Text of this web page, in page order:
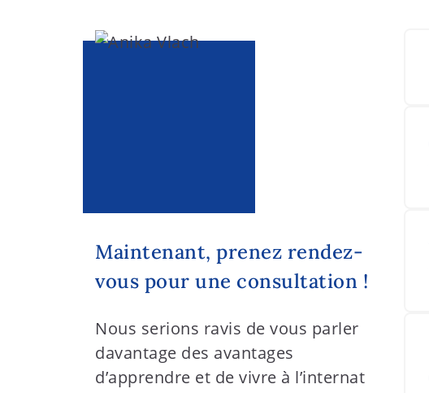
Maintenant, prenez rendez-
vous pour une consultation !
Nous serions ravis de vous parler
davantage des avantages
d’apprendre et de vivre à l’internat